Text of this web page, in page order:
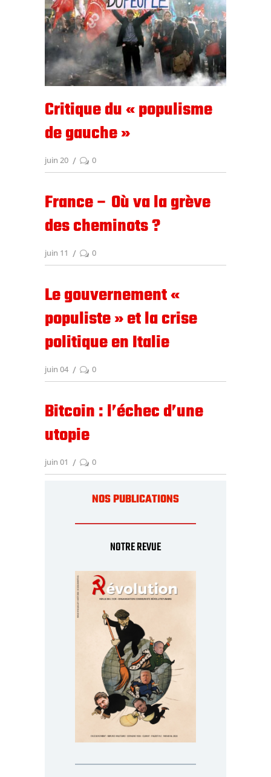
Critique du « populisme
de gauche »
juin 20 0
France – Où va la grève
des cheminots ?
juin 11 0
Le gouvernement «
populiste » et la crise
politique en Italie
juin 04 0
Bitcoin : l’échec d’une
utopie
juin 01 0
NOS PUBLICATIONS
NOTRE REVUE